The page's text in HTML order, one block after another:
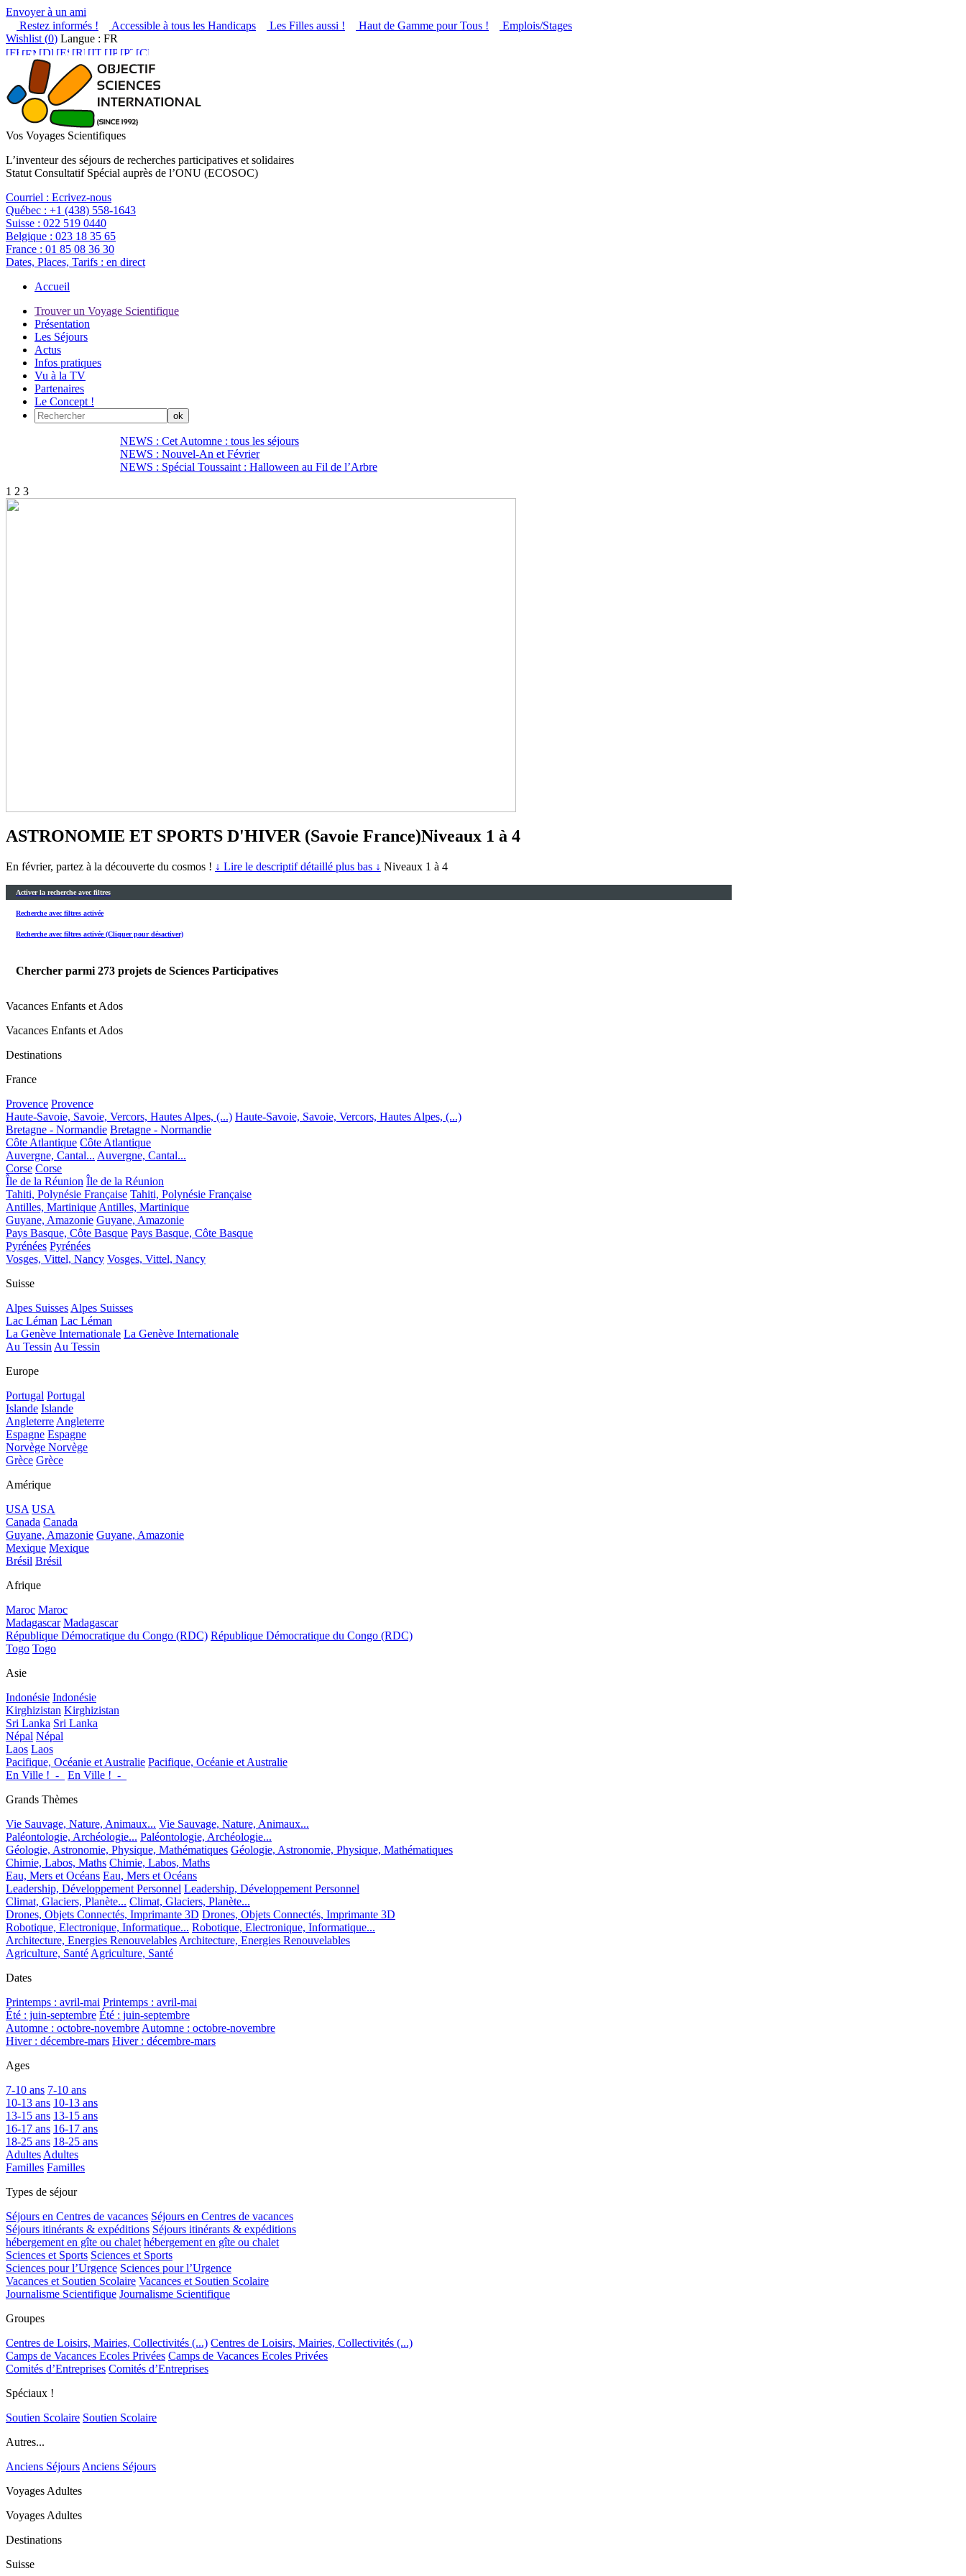
Envoyer à un ami
Restez informés !
Accessible à tous les Handicaps Les Filles aussi ! Haut de Gamme pour Tous !
Emplois/Stages
Wishlist (0) Langue : FR
Vos Voyages Scientifiques
L’inventeur des séjours de recherches participatives et solidaires
Statut Consultatif Spécial auprès de l’ONU (ECOSOC)
Courriel : Ecrivez-nous
Québec : +1 (438) 558-1643
Suisse : 022 519 0440
Belgique : 023 18 35 65
France : 01 85 08 36 30
Dates, Places, Tarifs : en direct
Accueil
Trouver un Voyage Scientifique
Présentation
Les Séjours
Actus
Infos pratiques
Vu à la TV
Partenaires
Le Concept !
NEWS : Cet Automne : tous les séjours
NEWS : Nouvel-An et Février
NEWS : Spécial Toussaint : Halloween au Fil de l’Arbre
1 2 3
ASTRONOMIE ET SPORTS D'HIVER (Savoie France)Niveaux 1 à 4
En février, partez à la découverte du cosmos ! ↓ Lire le descriptif détaillé plus bas ↓ Niveaux 1 à 4
Activer la recherche avec filtres
Recherche avec filtres activée
Recherche avec filtres activée (Cliquer pour désactiver)
Chercher parmi 273 projets de Sciences Participatives
Vacances Enfants et Ados
Vacances Enfants et Ados
Destinations
France
Provence Provence
Haute-Savoie, Savoie, Vercors, Hautes Alpes, (...) Haute-Savoie, Savoie, Vercors, Hautes Alpes, (...)
Bretagne - Normandie Bretagne - Normandie
Côte Atlantique Côte Atlantique
Auvergne, Cantal... Auvergne, Cantal...
Corse Corse
Île de la Réunion Île de la Réunion
Tahiti, Polynésie Française Tahiti, Polynésie Française
Antilles, Martinique Antilles, Martinique
Guyane, Amazonie Guyane, Amazonie
Pays Basque, Côte Basque Pays Basque, Côte Basque
Pyrénées Pyrénées
Vosges, Vittel, Nancy Vosges, Vittel, Nancy
Suisse
Alpes Suisses Alpes Suisses
Lac Léman Lac Léman
La Genève Internationale La Genève Internationale
Au Tessin Au Tessin
Europe
Portugal Portugal
Islande Islande
Angleterre Angleterre
Espagne Espagne
Norvège Norvège
Grèce Grèce
Amérique
USA USA
Canada Canada
Guyane, Amazonie Guyane, Amazonie
Mexique Mexique
Brésil Brésil
Afrique
Maroc Maroc
Madagascar Madagascar
République Démocratique du Congo (RDC) République Démocratique du Congo (RDC)
Togo Togo
Asie
Indonésie Indonésie
Kirghizistan Kirghizistan
Sri Lanka Sri Lanka
Népal Népal
Laos Laos
Pacifique, Océanie et Australie Pacifique, Océanie et Australie
En Ville !_-_
En Ville !_-_
Grands Thèmes
Vie Sauvage, Nature, Animaux... Vie Sauvage, Nature, Animaux...
Paléontologie, Archéologie... Paléontologie, Archéologie...
Géologie, Astronomie, Physique, Mathématiques Géologie, Astronomie, Physique, Mathématiques
Chimie, Labos, Maths Chimie, Labos, Maths
Eau, Mers et Océans Eau, Mers et Océans
Leadership, Développement Personnel Leadership, Développement Personnel
Climat, Glaciers, Planète... Climat, Glaciers, Planète...
Drones, Objets Connectés, Imprimante 3D Drones, Objets Connectés, Imprimante 3D
Robotique, Electronique, Informatique... Robotique, Electronique, Informatique...
Architecture, Energies Renouvelables Architecture, Energies Renouvelables
Agriculture, Santé Agriculture, Santé
Dates
Printemps : avril-mai Printemps : avril-mai
Été : juin-septembre Été : juin-septembre
Automne : octobre-novembre Automne : octobre-novembre
Hiver : décembre-mars Hiver : décembre-mars
Ages
7-10 ans 7-10 ans
10-13 ans 10-13 ans
13-15 ans 13-15 ans
16-17 ans 16-17 ans
18-25 ans 18-25 ans
Adultes Adultes
Familles Familles
Types de séjour
Séjours en Centres de vacances Séjours en Centres de vacances
Séjours itinérants & expéditions Séjours itinérants & expéditions
hébergement en gîte ou chalet hébergement en gîte ou chalet
Sciences et Sports Sciences et Sports
Sciences pour l’Urgence Sciences pour l’Urgence
Vacances et Soutien Scolaire Vacances et Soutien Scolaire
Journalisme Scientifique Journalisme Scientifique
Groupes
Centres de Loisirs, Mairies, Collectivités (...) Centres de Loisirs, Mairies, Collectivités (...)
Camps de Vacances Ecoles Privées Camps de Vacances Ecoles Privées
Comités d’Entreprises Comités d’Entreprises
Spéciaux !
Soutien Scolaire Soutien Scolaire
Autres...
Anciens Séjours Anciens Séjours
Voyages Adultes
Voyages Adultes
Destinations
Suisse